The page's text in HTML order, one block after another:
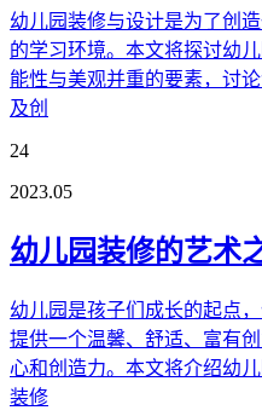
幼儿园装修与设计是为了创
的学习环境。本文将探讨幼
能性与美观并重的要素，讨
及创
24
2023.05
幼儿园装修的艺术
幼儿园是孩子们成长的起点
提供一个温馨、舒适、富有
心和创造力。本文将介绍幼
装修